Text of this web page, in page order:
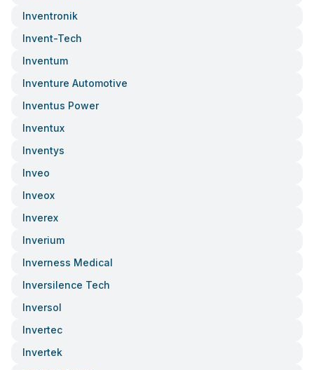
Inventronik
Invent-Tech
Inventum
Inventure Automotive
Inventus Power
Inventux
Inventys
Inveo
Inveox
Inverex
Inverium
Inverness Medical
Inversilence Tech
Inversol
Invertec
Invertek